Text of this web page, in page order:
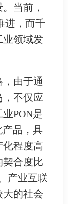
当前，
进，而千
业领域发
由于通
不仅应
PON是
产品，具
程度高
合度比
产业互联
大的社会